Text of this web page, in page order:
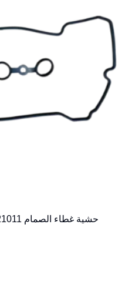
حشية غطاء الصمام GHVCG0004 / OEM:11213-21011